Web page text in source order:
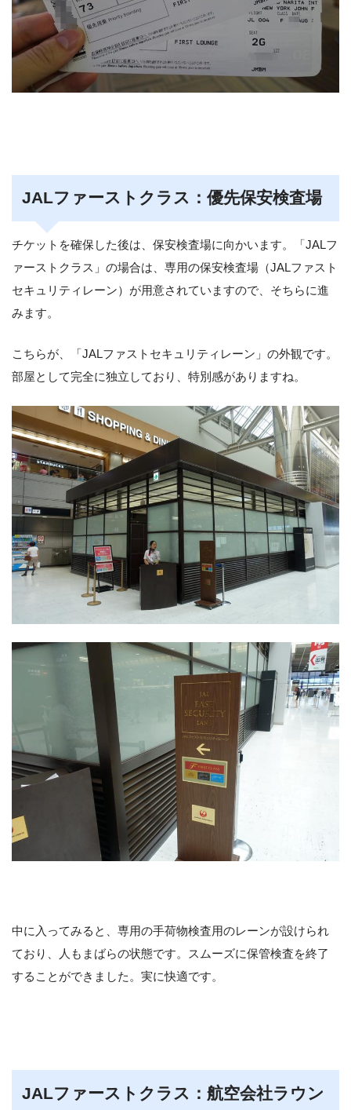
JALファーストクラス：優先保安検査場
チケットを確保した後は、保安検査場に向かいます。「JALフ
ァーストクラス」の場合は、専用の保安検査場（JALファスト
セキュリティレーン）が用意されていますので、そちらに進
みます。
こちらが、「JALファストセキュリティレーン」の外観です。
部屋として完全に独立しており、特別感がありますね。
中に入ってみると、専用の手荷物検査用のレーンが設けられ
ており、人もまばらの状態です。スムーズに保管検査を終了
することができました。実に快適です。
JALファーストクラス：航空会社ラウン